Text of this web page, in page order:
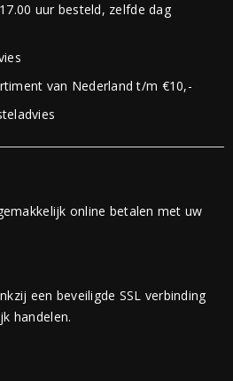
uur besteld, zelfde dag
van Nederland t/m €10,-
online betalen met uw
een beveiligde SSL verbinding
handelen.